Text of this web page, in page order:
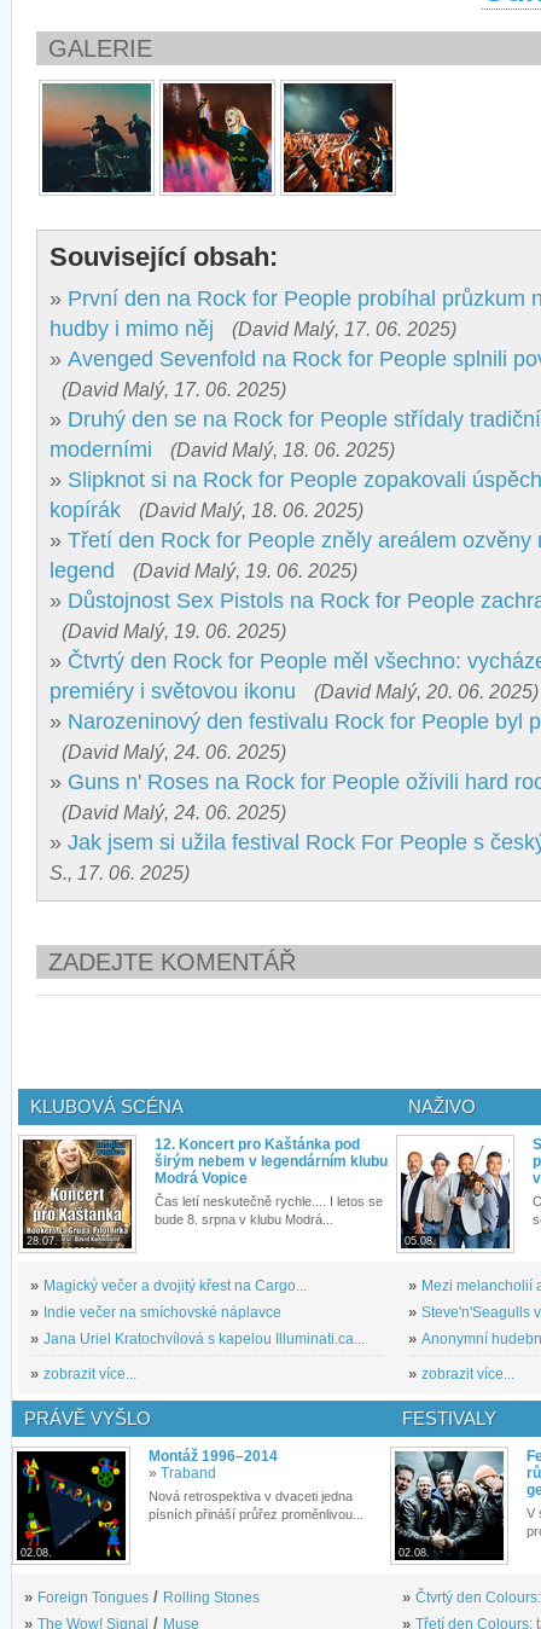
GALERIE
Související obsah:
» První den na Rock for People probíhal průzkum
hudby i mimo něj
(David Malý, 17. 06. 2025)
» Avenged Sevenfold na Rock for People splnili
(David Malý, 17. 06. 2025)
» Druhý den se na Rock for People střídaly
moderními
(David Malý, 18. 06. 2025)
» Slipknot si na Rock for People zopakovali
kopírák
(David Malý, 18. 06. 2025)
» Třetí den Rock for People zněly areálem ozvěny
legend
(David Malý, 19. 06. 2025)
» Důstojnost Sex Pistols na Rock for People
(David Malý, 19. 06. 2025)
» Čtvrtý den Rock for People měl všechno:
premiéry i světovou ikonu
(David Malý, 20. 06. 2025)
» Narozeninový den festivalu Rock for People byl
(David Malý, 24. 06. 2025)
» Guns n' Roses na Rock for People oživili hard
(David Malý, 24. 06. 2025)
» Jak jsem si užila festival Rock For People s
S., 17. 06. 2025)
ZADEJTE KOMENTÁŘ
KLUBOVÁ SCÉNA
28.07.
12. Koncert pro Kaštánka pod
širým nebem v legendárním klubu
Modrá Vopice
Čas letí neskutečně rychle.... I letos se
bude 8. srpna v klubu Modrá...
» Magický večer a dvojitý křest na Cargo...
» Indie večer na smíchovské náplavce
» Jana Uriel Kratochvílová s kapelou Illuminati.ca...
» zobrazit více...
NAŽIVO
05.08.
» Mezi melancholií
» Steve'n'Seagulls
» Anonymní
» zobrazit více...
PRÁVĚ VYŠLO
02.08.
Montáž 1996–2014
» Traband
Nová retrospektiva v dvaceti jedna
písních přináší průřez proměnlivou...
» Foreign Tongues / Rolling Stones
» The Wow! Signal / Muse
FESTIVALY
02.08.
V
» Čtvrtý den
» Třetí den Colours: